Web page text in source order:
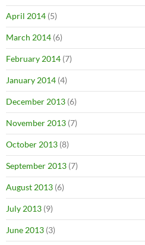
April 2014 (5)
March 2014 (6)
February 2014 (7)
January 2014 (4)
December 2013 (6)
November 2013 (7)
October 2013 (8)
September 2013 (7)
August 2013 (6)
July 2013 (9)
June 2013 (3)